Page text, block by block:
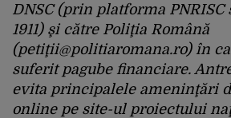
DNSC (prin platforma PNRISC
1911) şi către Poliţia Română
(petiţii@politiaromana.ro) în
suferit pagube financiare.
evita principalele ameninţări
online pe site-ul proiectului